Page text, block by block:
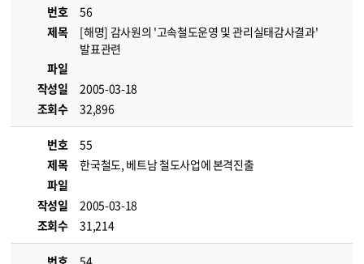
번호
56
제목
[해명] 감사원의 '고속철도운영 및 관리실태감사결과'
발표관련
파일
작성일
2005-03-18
조회수
32,896
번호
55
제목
한국철도, 베트남 철도사업에 본격진출
파일
작성일
2005-03-18
조회수
31,214
번호
54